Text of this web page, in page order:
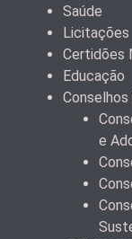
Saúde
Licitações
Certidões
Educação
Conselhos
e